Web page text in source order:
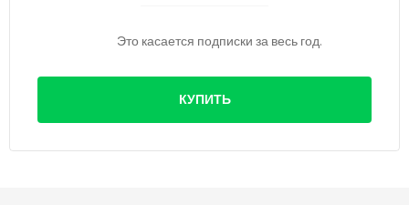
Это касается подписки за весь год.
КУПИТЬ